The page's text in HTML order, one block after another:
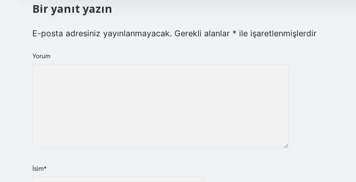
Bir yanıt yazın
E-posta adresiniz yayınlanmayacak. Gerekli alanlar * ile işaretlenmişlerdir
Yorum
İsim*